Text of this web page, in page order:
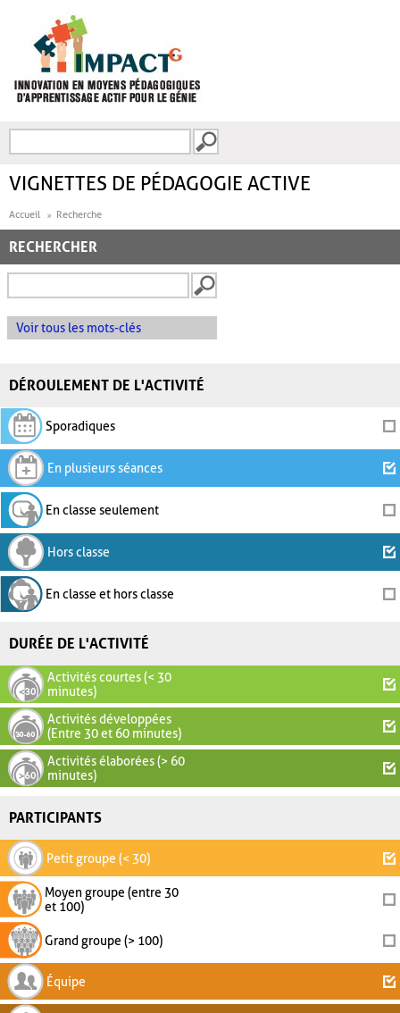
FORMULAIRE DE
VIGNETTES DE PÉDAGOGIE ACTIVE
Accueil Recherche
RECHERCHER
Voir tous les mots-clés
DÉROULEMENT DE L'ACTIVITÉ
Sporadiques
En plusieurs séances
En classe seulement
Hors classe
En classe et hors classe
DURÉE DE L'ACTIVITÉ
Activités courtes (< 30
minutes)
Activités développées
(Entre 30 et 60 minutes)
Activités élaborées (> 60
minutes)
PARTICIPANTS
Petit groupe (< 30)
Moyen groupe (entre 30
et 100)
Grand groupe (> 100)
Équipe